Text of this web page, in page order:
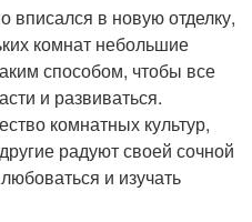
вписался в новую отделку,
комнат небольшие
способом, чтобы все
и развиваться.
комнатных культур,
радуют своей сочной
и изучать